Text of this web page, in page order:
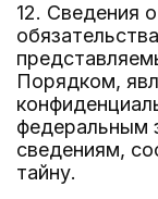
12. Сведения
Порядком,
федеральным
сведениям,
тайну.